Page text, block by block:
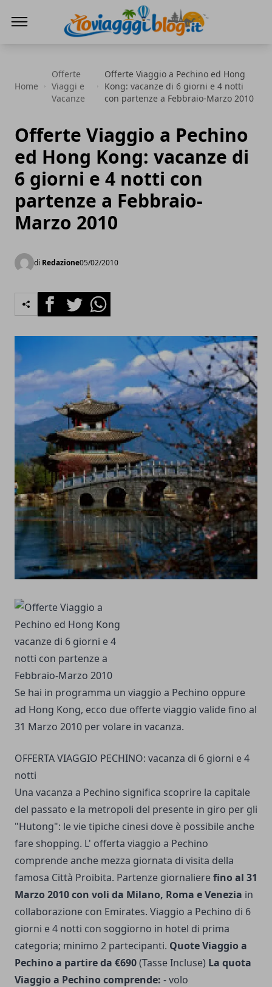
Home
Offerte
Viaggi e
Vacanze
Offerte Viaggio a Pechino ed Hong
Kong: vacanze di 6 giorni e 4 notti
con partenze a Febbraio-Marzo 2010
Offerte Viaggio a Pechino
ed Hong Kong: vacanze di
6 giorni e 4 notti con
partenze a Febbraio-
Marzo 2010
di Redazione05/02/2010
FacebookTwitterWhatsapp
Se hai in programma un viaggio a Pechino oppure
ad Hong Kong, ecco due offerte viaggio valide fino al
31 Marzo 2010 per volare in vacanza.
OFFERTA VIAGGIO PECHINO: vacanza di 6 giorni e 4
notti
Una vacanza a Pechino significa scoprire la capitale
del passato e la metropoli del presente in giro per gli
"Hutong": le vie tipiche cinesi dove è possibile anche
fare shopping. L' offerta viaggio a Pechino
comprende anche mezza giornata di visita della
famosa Città Proibita. Partenze giornalierefino al 31
Marzo 2010 con voli da Milano, Roma e Venezia in
collaborazione con Emirates. Viaggio a Pechino di 6
giorni e 4 notti con soggiorno in hotel di prima
categoria; minimo 2 partecipanti. Quote Viaggio a
Pechino a partire da €690(Tasse Incluse) La quota
Viaggio a Pechino comprende: - volo